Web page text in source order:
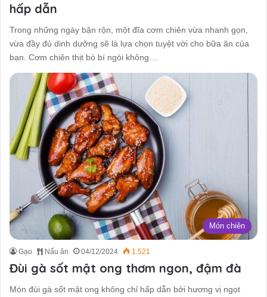
hấp dẫn
Trong những ngày bận rộn, một đĩa cơm chiên vừa nhanh gọn,
vừa đầy đủ dinh dưỡng sẽ là lựa chọn tuyệt vời cho bữa ăn của
bạn. Cơm chiên thịt bò bí ngòi không…
Món chiên
Gạo Nấu ăn 04/12/2024 1.521
Đùi gà sốt mật ong thơm ngon, đậm đà
Món đùi gà sốt mật ong không chỉ hấp dẫn bởi hương vị ngọt